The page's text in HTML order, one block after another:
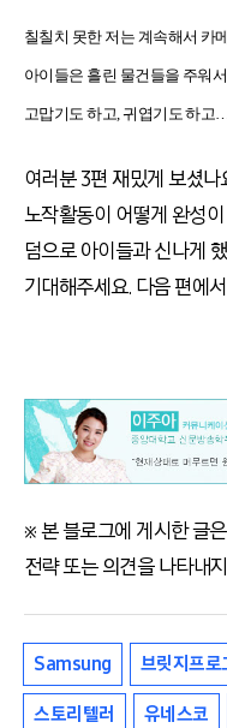
칠칠치 못한 저는 계속해서 카
아이들은 흘린 물건들을 주워
고맙기도 하고, 귀엽기도 하고…
여러분 3편 재밌게 보셨
노작활동이 어떻게 완성
덤으로 아이들과 신나게
기대해주세요. 다음 편에
※ 본 블로그에 게시한 글
전략 또는 의견을 나타내
Samsung 브릿지프로
스토리텔러 유네스코